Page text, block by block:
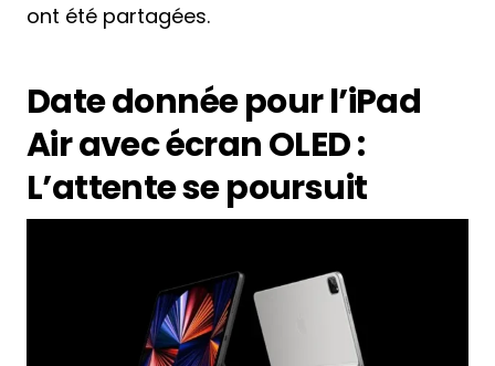
ont été partagées.
Date donnée pour l’iPad
Air avec écran OLED :
L’attente se poursuit